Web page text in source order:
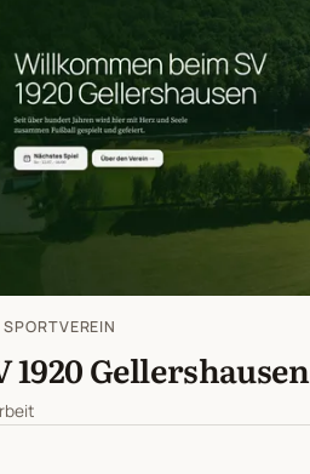
SPORTVEREIN
1920 Gellershausen